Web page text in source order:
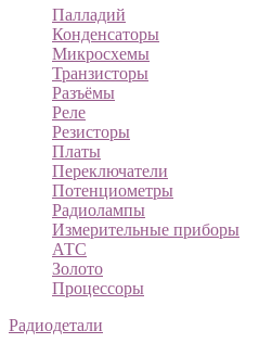
Палладий
Конденсаторы
Микросхемы
Транзисторы
Разъёмы
Реле
Резисторы
Платы
Переключатели
Потенциометры
Радиолампы
Измерительные приборы
АТС
Золото
Процессоры
Радиодетали